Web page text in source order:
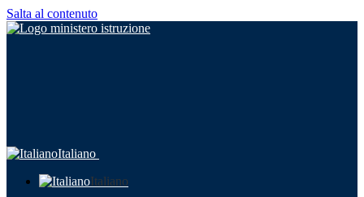
Salta al contenuto
Italiano
Italiano